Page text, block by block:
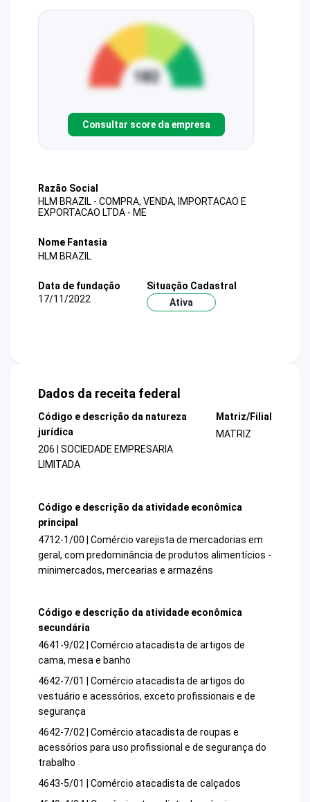
Consultar score da empresa
Razão Social
HLM BRAZIL - COMPRA, VENDA, IMPORTACAO E
EXPORTACAO LTDA - ME
Nome Fantasia
HLM BRAZIL
Data de fundação
17/11/2022
Situação Cadastral
Ativa
Dados da receita federal
Código e descrição da natureza
jurídica
206 | SOCIEDADE EMPRESARIA
LIMITADA
Matriz/Filial
MATRIZ
Código e descrição da atividade econômica
principal
4712-1/00 | Comércio varejista de mercadorias em
geral, com predominância de produtos alimentícios -
minimercados, mercearias e armazéns
Código e descrição da atividade econômica
secundária
4641-9/02 | Comércio atacadista de artigos de
cama, mesa e banho
4642-7/01 | Comércio atacadista de artigos do
vestuário e acessórios, exceto profissionais e de
segurança
4642-7/02 | Comércio atacadista de roupas e
acessórios para uso profissional e de segurança do
trabalho
4643-5/01 | Comércio atacadista de calçados